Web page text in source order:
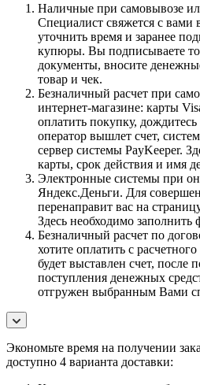
Наличные при самовывозе
Специалист свяжется с вами
уточнить время и заранее
купюры. Вы подписываете
документы, вносите
товар и чек.
Безналичный расчет при
интернет-магазине: карты
оплатить покупку, дождитесь
оператор вышлет счет,
сервер системы PayKeeper.
карты, срок действия и имя
Электронные системы при
Яндекс.Деньги. Для
перенаправит вас на
Здесь необходимо
Безналичный расчет по
хотите оплатить с
будет выставлен счет, после
поступления денежных
отгружен выбранным Вами
Экономьте время на получении
доступно 4 варианта доставки: